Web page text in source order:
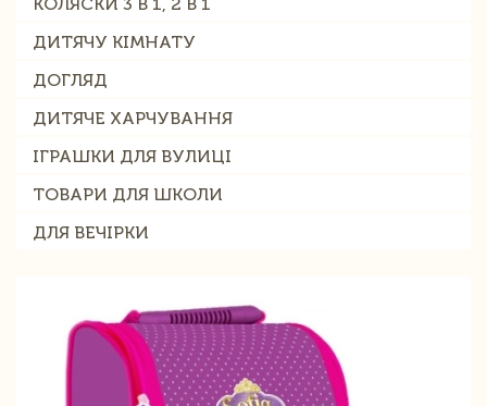
ДИТЯЧУ КІМНАТУ
ДОГЛЯД
ДИТЯЧЕ ХАРЧУВАННЯ
ІГРАШКИ ДЛЯ ВУЛИЦІ
ТОВАРИ ДЛЯ ШКОЛИ
ДЛЯ ВЕЧІРКИ